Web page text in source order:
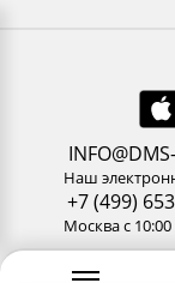
Корпоративным
Правила и
Стань
Результаты
Контакты
Обработка
Наш
+7 (499)
Москва с 10:00